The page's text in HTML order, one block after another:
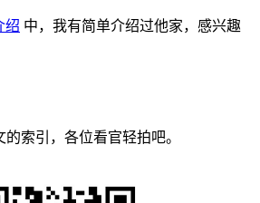
绍 中，我有简单介绍过他家，感兴趣
索引，各位看官轻拍吧。